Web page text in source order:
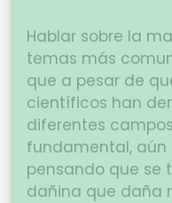
Hablar sobre la
temas más
que a pesar de
científicos han
diferentes
fundamental, aún
pensando que se
dañina que daña